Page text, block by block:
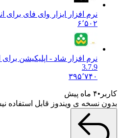
نرم افزار ابزار وای فای برای
۶٬۵۰۲
نرم افزار شاد - اپلیکیشن برای
3.7.9
۳۹۵٬۷۴۰
کاربر
۴ ماه پیش
بدون نسخه ی ویندوز قابل استفاده